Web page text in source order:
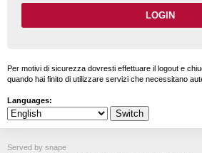
Per motivi di sicurezza dovresti effettuare il logout e
quando hai finito di utilizzare servizi che necessitano
Languages:
Served by snape